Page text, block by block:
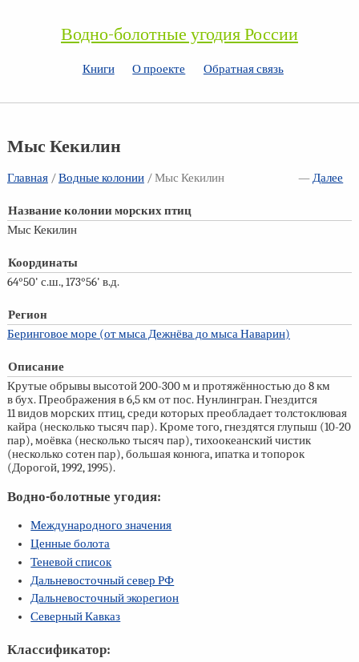
Водно-болотные угодия России
Книги О проекте Обратная связь
Мыс Кекилин
Главная/ —Далее
Водные колонии/ Мыс Кекилин
Название колонии морских птиц
Мыс Кекилин
Координаты
64°50' с.ш., 173°56' в.д.
Регион
Беринговое море (от мыса Дежнёва до мыса Наварин)
Описание
Крутые обрывы высотой 200-300 м и протяжённостью до 8 км
в бух. Преображения в 6,5 км от пос. Нунлингран. Гнездится
11 видов морских птиц, среди которых преобладает толстоклювая
кайра (несколько тысяч пар). Кроме того, гнездятся глупыш (10-20
пар), моёвка (несколько тысяч пар), тихоокеанский чистик
(несколько сотен пар), большая конюга, ипатка и топорок
(Дорогой, 1992, 1995).
Водно-болотные угодия:
Международного значения
Ценные болота
Теневой список
Дальневосточный север РФ
Дальневосточный экорегион
Северный Кавказ
Классификатор: